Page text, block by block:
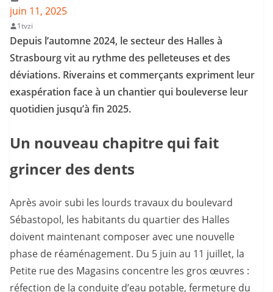
juin 11, 2025
1tvzi
Depuis l’automne 2024, le secteur des Halles à
Strasbourg vit au rythme des pelleteuses et des
déviations. Riverains et commerçants expriment leur
exaspération face à un chantier qui bouleverse leur
quotidien jusqu’à fin 2025.
Un nouveau chapitre qui fait
grincer des dents
Après avoir subi les lourds travaux du boulevard
Sébastopol, les habitants du quartier des Halles
doivent maintenant composer avec une nouvelle
phase de réaménagement. Du 5 juin au 11 juillet, la
Petite rue des Magasins concentre les gros œuvres :
réfection de la conduite d’eau potable, fermeture du